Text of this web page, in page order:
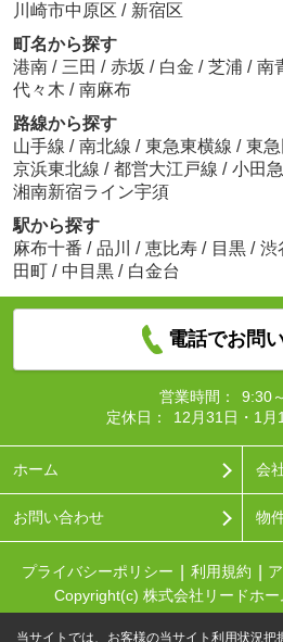
川崎市中原区 / 新宿区
町名から探す
港南 / 三田 / 赤坂 / 白金 / 芝浦 / 南
代々木 / 南麻布
路線から探す
山手線 / 南北線 / 東急東横線 / 東
京浜東北線 / 都営大江戸線 / 小田
湘南新宿ライン宇須
駅から探す
麻布十番 / 品川 / 恵比寿 / 目黒 / 渋
田町 / 中目黒 / 白金台
電話でお問
営業時間：
9:30
定休日：
12月31日・1月
ホーム 会
お問い合わせ 物
プライバシーポリシー 利用規約
Copyright(c) 株式会社リードホ
当サイトでは、お客様の当サイト利用状況把